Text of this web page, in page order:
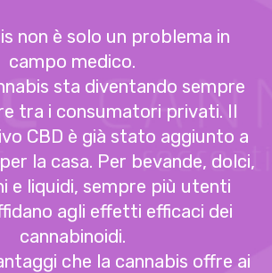
non è solo un problema in
campo medico.
sta diventando sempre
tra i consumatori privati. Il
CBD è già stato aggiunto a
la casa. Per bevande, dolci,
e liquidi, sempre più utenti
agli effetti efficaci dei
cannabinoidi.
che la cannabis offre ai